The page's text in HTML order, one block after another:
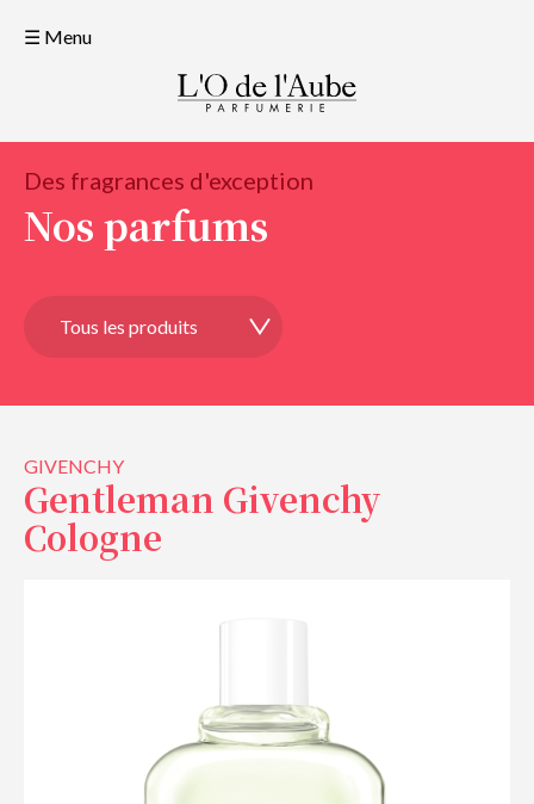
☰ Menu
Des fragrances d'exception
Nos parfums
GIVENCHY
Gentleman Givenchy
Cologne